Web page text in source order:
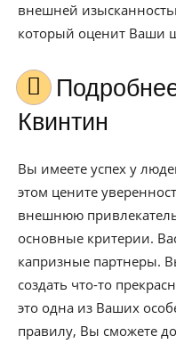
внешней
который оценит Ваши
Подробнее об имени
Квинтин
Вы имеете успех у
этом цените
внешнюю
основные критерии.
капризные партнеры.
создать что-то
это одна из Ваших
правилу, Вы сможете